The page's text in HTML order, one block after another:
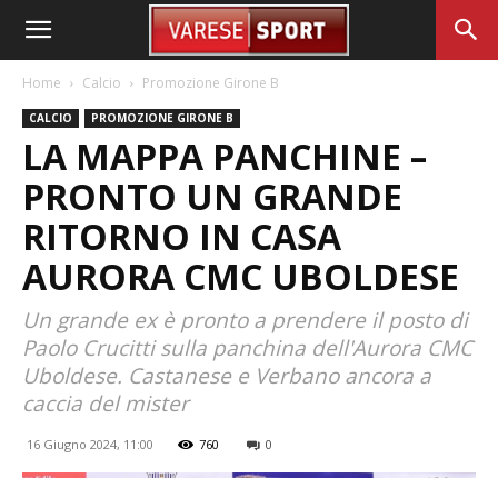
Home Calcio Promozione Girone B
CALCIO PROMOZIONE GIRONE B
LA MAPPA PANCHINE –
PRONTO UN GRANDE
RITORNO IN CASA
AURORA CMC UBOLDESE
Un grande ex è pronto a prendere il posto di
Paolo Crucitti sulla panchina dell'Aurora CMC
Uboldese. Castanese e Verbano ancora a
caccia del mister
16 Giugno 2024, 11:00 760 0